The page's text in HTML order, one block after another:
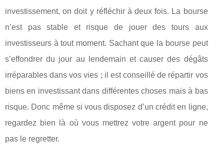
investissement, on doit y réfléchir à deux fois. La bourse
n’est pas stable et risque de jouer des tours aux
investisseurs à tout moment. Sachant que la bourse peut
s’effondrer du jour au lendemain et causer des dégâts
irréparables dans vos vies ; il est conseillé de répartir vos
biens en investissant dans différentes choses mais à bas
risque. Donc même si vous disposez d’un crédit en ligne,
regardez bien là où vous mettrez votre argent pour ne
pas le regretter.